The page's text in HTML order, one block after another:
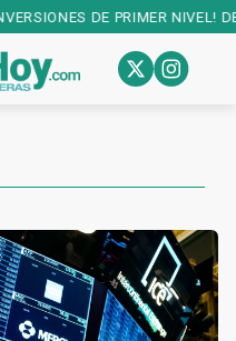
DESCARGALA EN: PLAY